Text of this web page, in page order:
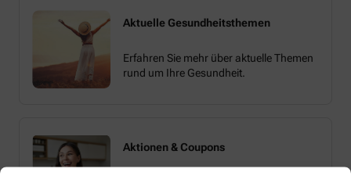
Aktuelle Gesundheitsthemen
Erfahren Sie mehr über aktuelle Themen
rund um Ihre Gesundheit.
Aktionen & Coupons